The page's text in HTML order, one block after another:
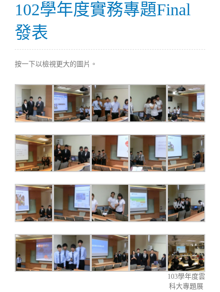
102學年度實務專題Final
發表
按一下以檢視更大的圖片。
103學年度雲
科大專題展